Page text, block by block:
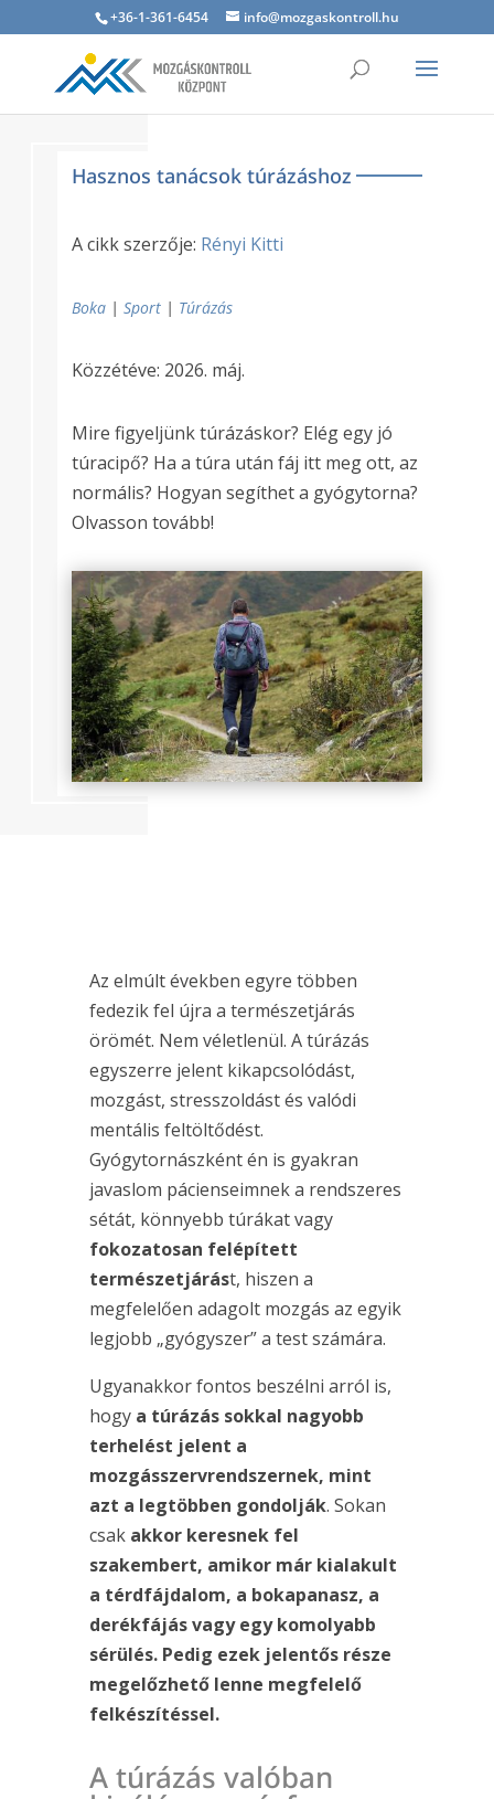
+36-1-361-6454 info@mozgaskontroll.hu
Hasznos tanácsok túrázáshoz
A cikk szerzője: Rényi Kitti
Boka| Sport| Túrázás
Közzétéve: 2026. máj.
Mire figyeljünk túrázáskor? Elég egy jó
túracipő? Ha a túra után fáj itt meg ott, az
normális? Hogyan segíthet a gyógytorna?
Olvasson tovább!
Az elmúlt években egyre többen
fedezik fel újra a természetjárás
örömét. Nem véletlenül. A túrázás
egyszerre jelent kikapcsolódást,
mozgást, stresszoldást és valódi
mentális feltöltődést.
Gyógytornászként én is gyakran
javaslom pácienseimnek a rendszeres
sétát, könnyebb túrákat vagy
fokozatosan felépített
természetjárást, hiszen a
megfelelően adagolt mozgás az egyik
legjobb „gyógyszer” a test számára.
Ugyanakkor fontos beszélni arról is,
hogya túrázás sokkal nagyobb
terhelést jelent a
mozgásszervrendszernek, mint
azt a legtöbben gondolják. Sokan
csak akkor keresnek fel
szakembert, amikor már kialakult
a térdfájdalom, a bokapanasz, a
derékfájás vagy egy komolyabb
sérülés. Pedig ezek jelentős része
megelőzhető lenne megfelelő
felkészítéssel.
A túrázás valóban